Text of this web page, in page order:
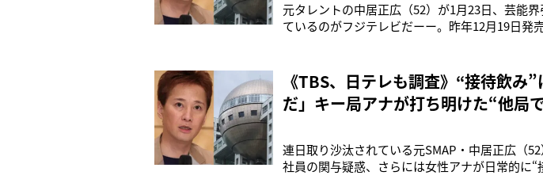
元タレントの中居正広（52）が1月23日、芸能
ているのがフジテレビだーー。昨年12月19日発
を発表。トラブルがあったことを認め、謝罪
活動についても支障な
《TBS、日テレも調査》“接待飲み
だ」キー局アナが打ち明けた“他局
連日取り沙汰されている元SMAP・中居正広（
社員の関与疑惑、さらには女性アナが日常的に